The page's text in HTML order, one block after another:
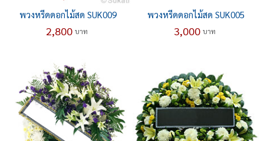
พวงหรีดดอกไม้สด SUK009
2,800 บาท
พวงหรีดดอกไม้สด SUK005
3,000 บาท